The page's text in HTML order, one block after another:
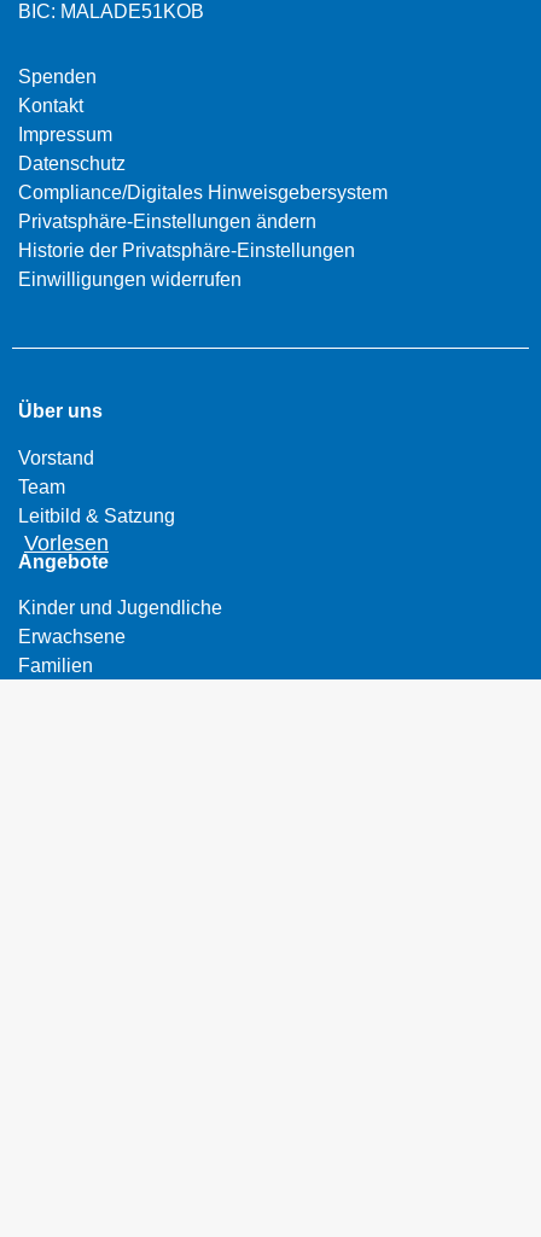
Vorlesen
BIC: MALADE51KOB
Spenden
Kontakt
Impressum
Datenschutz
Compliance/Digitales Hinweisgebersystem
Privatsphäre-Einstellungen ändern
Historie der Privatsphäre-Einstellungen
Einwilligungen widerrufen
Über uns
Vorstand
Team
Leitbild & Satzung
Angebote
Kinder und Jugendliche
Erwachsene
Familien